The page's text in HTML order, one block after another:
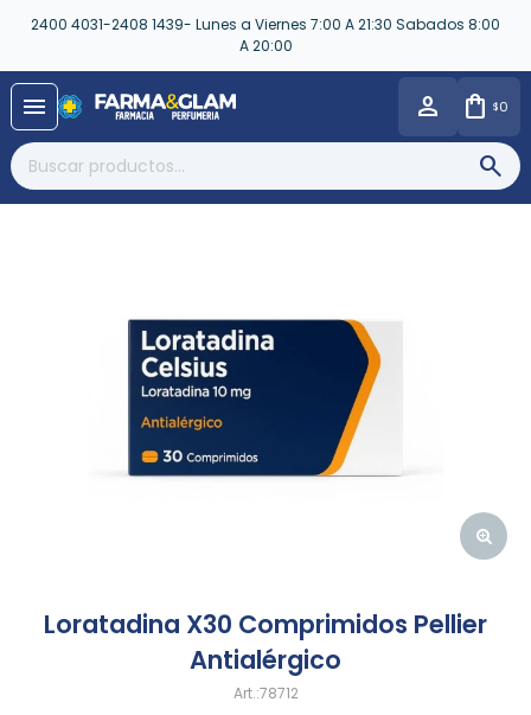
2400 4031-2408 1439- Lunes a Viernes 7:00 A 21:30 Sabados 8:00
A 20:00
menu $0
Loratadina X30 Comprimidos Pellier
Antialérgico
78712